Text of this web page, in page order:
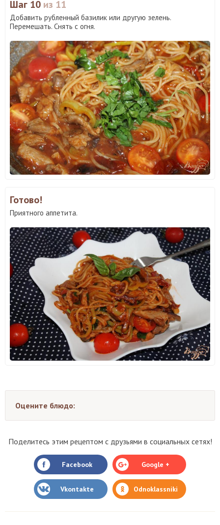
Шаг 10 из 11
Добавить рубленный базилик или другую зелень.
Перемешать. Снять с огня.
Готово!
Приятного аппетита.
Оцените блюдо:
Поделитесь этим рецептом с друзьями в социальных сетях!
Facebook Google +
Vkontakte Odnoklassniki